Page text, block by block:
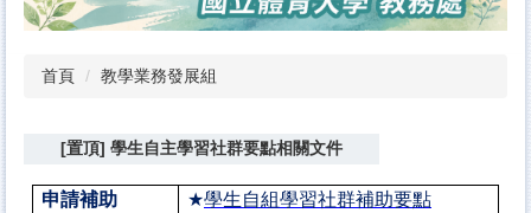
首頁 教學業務發展組
[置頂] 學生自主學習社群要點相關文件
申請補助 ★學生自組學習社群補助要點